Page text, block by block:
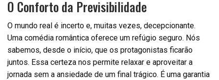
O Conforto da Previsibilidade
O mundo real é incerto e, muitas vezes, decepcionante.
Uma comédia romântica oferece um refúgio seguro. Nós
sabemos, desde o início, que os protagonistas ficarão
juntos. Essa certeza nos permite relaxar e aproveitar a
jornada sem a ansiedade de um final trágico. É uma garantia